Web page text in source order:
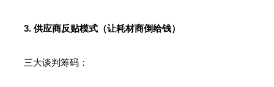
3. 供应商反贴模式（让耗材商倒给钱）
三大谈判筹码：